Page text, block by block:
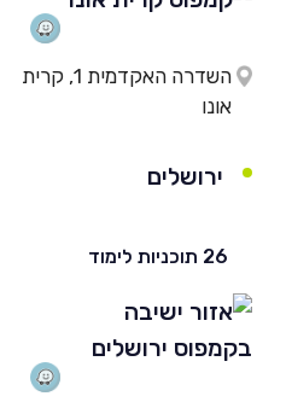
השדרה האקדמית 1, קרית
אונו
ירושלים
26 תוכניות לימוד